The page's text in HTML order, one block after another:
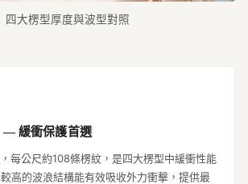
四大楞型厚度與波型對照
— 緩衝保護首選
每公尺約108條楞紋，是四大楞型中緩衝性能
高的波浪結構能有效吸收外力衝擊，提供最